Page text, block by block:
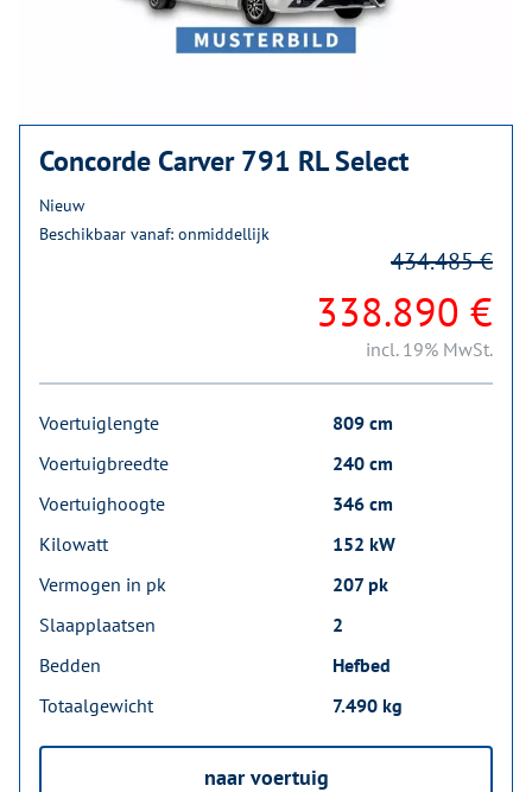
Concorde Carver 791 RL Select
Nieuw
Beschikbaar vanaf: onmiddellijk
338.890 €
434.485 €
incl. 19% MwSt.
Voertuiglengte
809 cm
Voertuigbreedte
240 cm
Voertuighoogte
346 cm
Kilowatt
152 kW
Vermogen in pk
207 pk
Slaapplaatsen
2
Bedden
Hefbed
Totaalgewicht
7.490 kg
naar voertuig